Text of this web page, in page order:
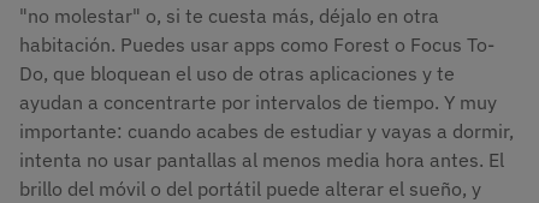
"no molestar" o, si te cuesta más, déjalo en otra
habitación. Puedes usar apps como Forest o Focus To-
Do, que bloquean el uso de otras aplicaciones y te
ayudan a concentrarte por intervalos de tiempo. Y muy
importante: cuando acabes de estudiar y vayas a dormir,
intenta no usar pantallas al menos media hora antes. El
brillo del móvil o del portátil puede alterar el sueño, y